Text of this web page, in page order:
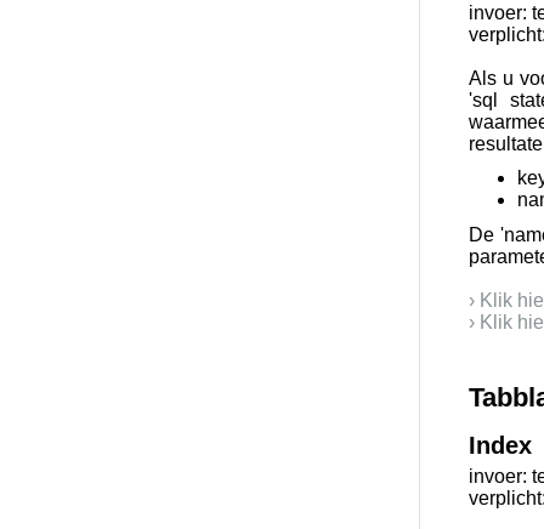
invoer:
Als u
'sql
De
› Klik
› Klik
Index
invoer: